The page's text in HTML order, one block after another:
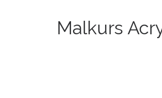
Malkurs